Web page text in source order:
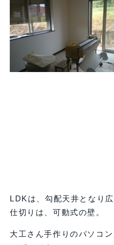
LDKは、勾配天井となり
仕切りは、可動式の壁。
大工さん手作りのパソコ